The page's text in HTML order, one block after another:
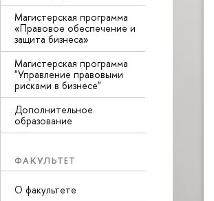
Магистерская программа
«Правовое обеспечение и
защита бизнеса»
Магистерская программа
"Управление правовыми
рисками в бизнесе"
Дополнительное
образование
ФАКУЛЬТЕТ
О факультете